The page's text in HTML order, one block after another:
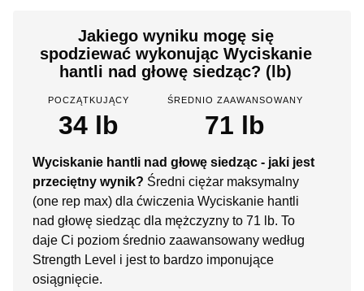
Jakiego wyniku mogę się
spodziewać wykonując Wyciskanie
hantli nad głowę siedząc? (lb)
POCZĄTKUJĄCY
34 lb
ŚREDNIO ZAAWANSOWANY
71 lb
Wyciskanie hantli nad głowę siedząc - jaki jest
przeciętny wynik? Średni ciężar maksymalny
(one rep max) dla ćwiczenia Wyciskanie hantli
nad głowę siedząc dla mężczyzny to 71 lb. To
daje Ci poziom średnio zaawansowany według
Strength Level i jest to bardzo imponujące
osiągnięcie.